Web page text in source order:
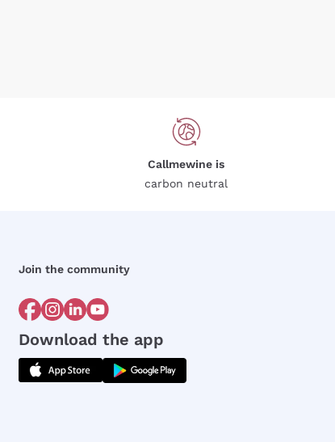
Callmewine is
carbon neutral
Join the community
Download the app